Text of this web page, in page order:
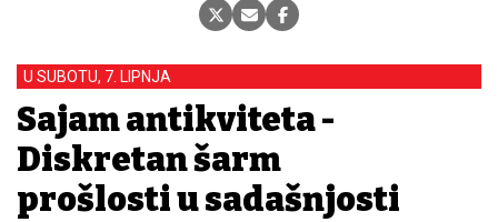
U SUBOTU, 7. LIPNJA
Sajam antikviteta -
Diskretan šarm
prošlosti u sadašnjosti